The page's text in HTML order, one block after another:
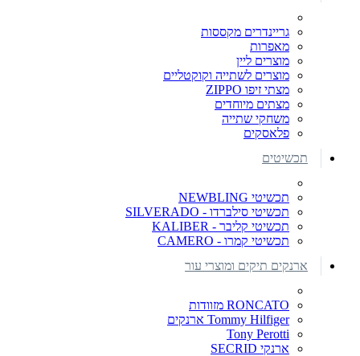
גריינדרים מקססות
מאפרות
מוצרים ליין
מוצרים לשתייה וקוקטליים
מצתי זיפו ZIPPO
מצתים מיוחדים
משחקי שתייה
פלאסקים
תכשיטים
תכשיטי NEWBLING
תכשיטי סילברדו - SILVERADO
תכשיטי קליבר - KALIBER
תכשיטי קמרו - CAMERO
ארנקים תיקים ומוצרי עור
RONCATO מזוודות
Tommy Hilfiger ארנקים
Tony Perotti
ארנקי SECRID